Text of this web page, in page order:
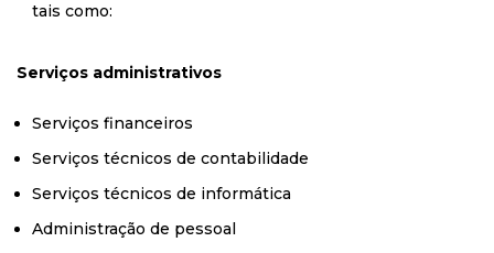
tais como:
Serviços administrativos
Serviços financeiros
Serviços técnicos de contabilidade
Serviços técnicos de informática
Administração de pessoal